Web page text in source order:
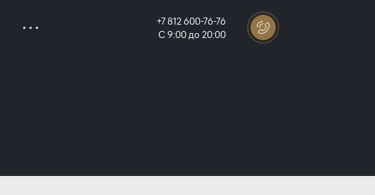
+7 812 600-76-76
С 9:00 до 20:00